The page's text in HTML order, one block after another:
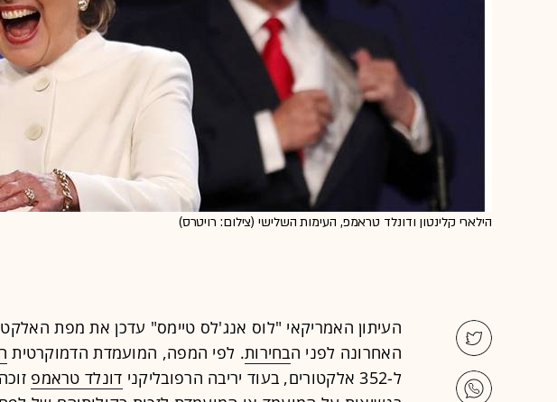
הילארי קלינטון ודונלד טראמפ, העימות השלישי (צילום: רויטרס)
העיתון האמריקאי "לוס אנג'לס טיימס" עדכן את מפת
האחרונה לפני הבחירות. לפי המפה, המועמדת הדמוקרטית
ל-352 אלקטורים, בעוד יריבה הרפובליקני
דונלד טראמפ